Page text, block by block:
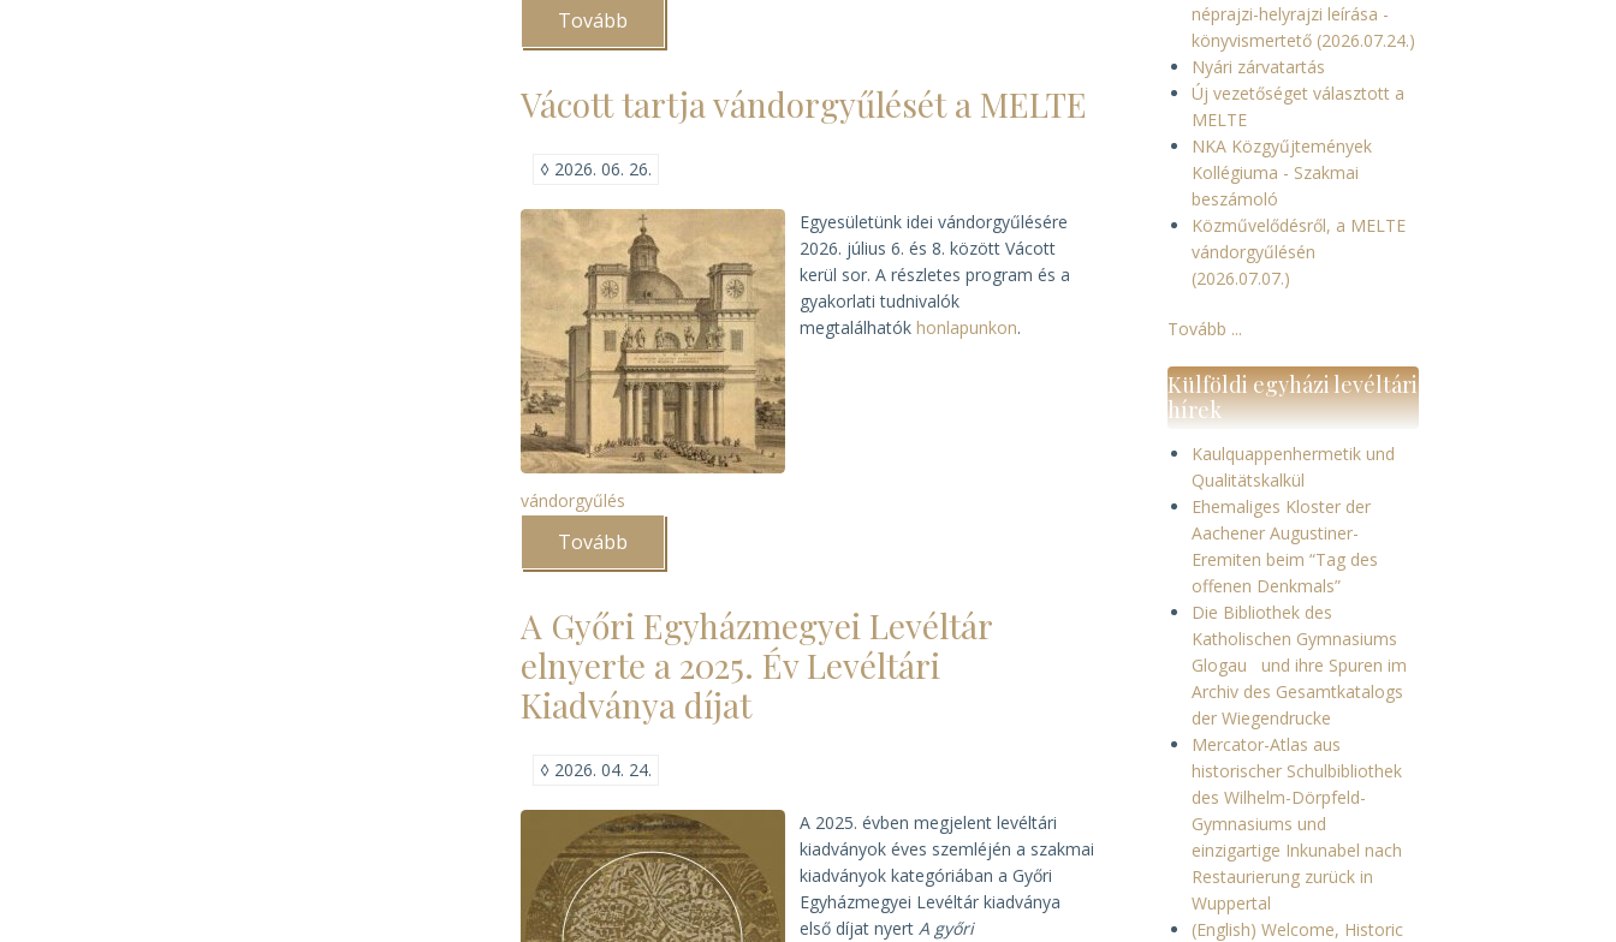
Tovább
az
és
a
vándorgyűlése)
Vácott tartja vándorgyűlését a MELTE
◊ 2026. 06. 26.
Egyesületünk idei vándorgyűlésére
2026. július 6. és 8. között Vácott
kerül sor. A részletes program és a
gyakorlati tudnivalók
megtalálhatókhonlapunkon.
vándorgyűlés
Tovább
vándorgyűlését
MELTE)
A Győri Egyházmegyei Levéltár
elnyerte a 2025. Év Levéltári
Kiadványa díjat
◊ 2026. 04. 24.
A 2025. évben megjelent levéltári
kiadványok éves szemléjén a szakmai
kiadványok kategóriában a Győri
Egyházmegyei Levéltár kiadványa
első díjat nyertA győri
néprajzi-helyrajzi leírása -
könyvismertető (2026.07.24.)
Nyári zárvatartás
Új vezetőséget választott a
MELTE
NKA Közgyűjtemények
Kollégiuma - Szakmai
beszámoló
Közművelődésről, a MELTE
vándorgyűlésén
(2026.07.07.)
Tovább ...
Külföldi egyházi levéltári
hírek
Kaulquappenhermetik und
Qualitätskalkül
Ehemaliges Kloster der
Aachener Augustiner-
Eremiten beim “Tag des
offenen Denkmals”
Die Bibliothek des
Katholischen Gymnasiums
Glogau und ihre Spuren im
Archiv des Gesamtkatalogs
der Wiegendrucke
Mercator-Atlas aus
historischer Schulbibliothek
des Wilhelm-Dörpfeld-
Gymnasiums und
einzigartige Inkunabel nach
Restaurierung zurück in
Wuppertal
(English) Welcome, Historic